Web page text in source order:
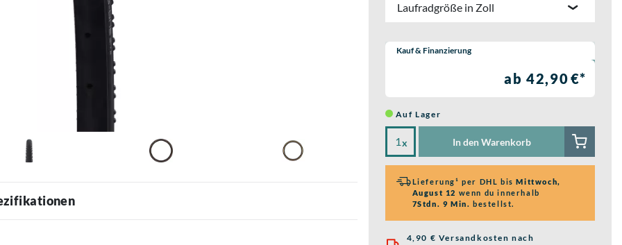
Laufradgröße in Zoll
Wähle eine Preisoption:
Kauf & Finanzierung
ab 42,90 €*
Auf Lager
x In den Warenkorb
Lieferung¹ per DHL bisMittwoch,
August 12 wenn du innerhalb
7Stdn. 9 Min. bestellst.
4,90 € Versandkosten nach